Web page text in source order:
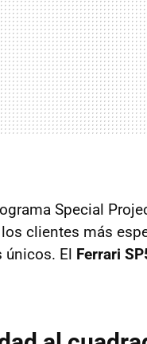
Special
clientes más
únicos. El Ferrari